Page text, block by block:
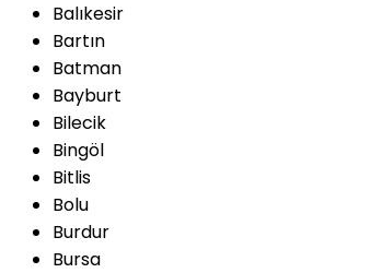
Balıkesir
Bartın
Batman
Bayburt
Bilecik
Bingöl
Bitlis
Bolu
Burdur
Bursa